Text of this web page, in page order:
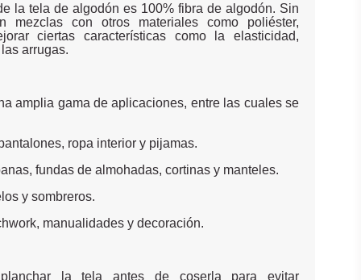
la tela de algodón es 100% fibra de algodón. Sin
mezclas con otros materiales como poliéster,
ciertas características como la elasticidad,
arrugas.
amplia gama de aplicaciones, entre las cuales se
ropa interior y pijamas.
fundas de almohadas, cortinas y manteles.
y sombreros.
manualidades y decoración.
la tela antes de coserla para evitar